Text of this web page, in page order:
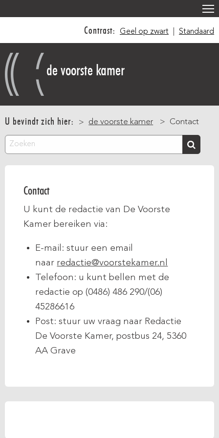
inhoud
gaan
Contrast: Geel op zwart Standaard
de voorste kamer
U bevindt zich hier: de voorste kamer Contact
Zoeken
Contact
U kunt de redactie van De Voorste
Kamer bereiken via:
E-mail: stuur een email
naar redactie@voorstekamer.nl
Telefoon: u kunt bellen met de
redactie op (0486) 486 290/(06)
45286616
Post: stuur uw vraag naar Redactie
De Voorste Kamer, postbus 24, 5360
AA Grave